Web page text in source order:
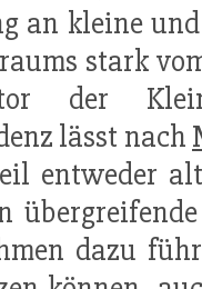
an kleine
stark
der
lässt nach
entweder
übergreifende
dazu